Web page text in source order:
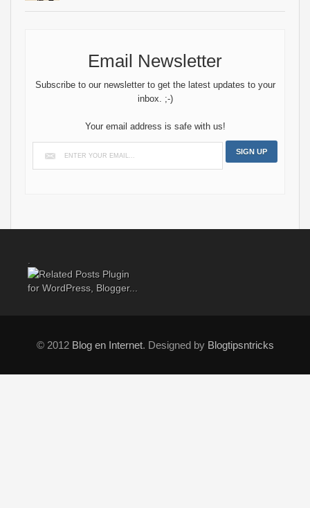
Email Newsletter
Subscribe to our newsletter to get the latest updates to your
inbox. ;-)
Your email address is safe with us!
© 2012 Blog en Internet. Designed by Blogtipsntricks